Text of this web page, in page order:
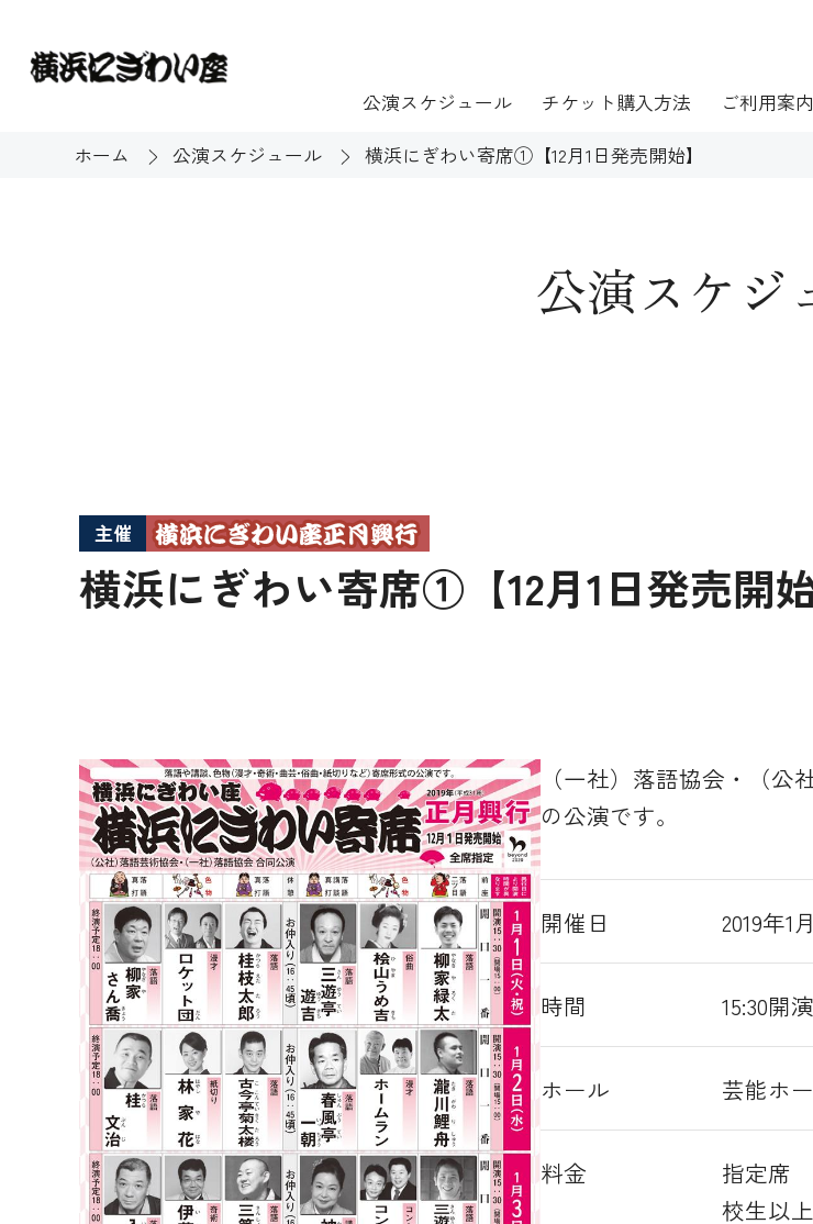
公演スケジュール チケット購入方法 ご利用案内
開館時間・休館日・アクセス フロアマップ
施設資料
ワークショップ
ホーム 公演スケジュール 横浜にぎわい寄席①【12月1日発売開始】
公演スケジ
主催
横浜にぎわい寄席①【12月1日発売開始
（一社）落語協会・（
の公演です。
開催日 2019年1
時間 15:30開
ホール 芸能ホ
料金
指定席
校生以